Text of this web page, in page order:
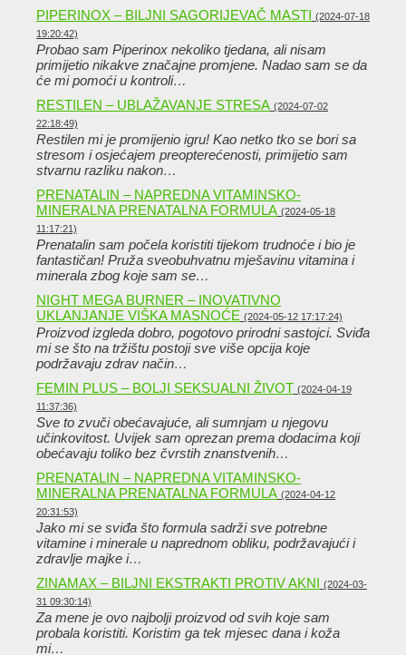
PIPERINOX – BILJNI SAGORIJEVAČ MASTI (2024-07-18
19:20:42)
Probao sam Piperinox nekoliko tjedana, ali nisam
primijetio nikakve značajne promjene. Nadao sam se da
će mi pomoći u kontroli…
RESTILEN – UBLAŽAVANJE STRESA (2024-07-02
22:18:49)
Restilen mi je promijenio igru! Kao netko tko se bori sa
stresom i osjećajem preopterećenosti, primijetio sam
stvarnu razliku nakon…
PRENATALIN – NAPREDNA VITAMINSKO-
MINERALNA PRENATALNA FORMULA (2024-05-18
11:17:21)
Prenatalin sam počela koristiti tijekom trudnoće i bio je
fantastičan! Pruža sveobuhvatnu mješavinu vitamina i
minerala zbog koje sam se…
NIGHT MEGA BURNER – INOVATIVNO
UKLANJANJE VIŠKA MASNOĆE (2024-05-12 17:17:24)
Proizvod izgleda dobro, pogotovo prirodni sastojci. Sviđa
mi se što na tržištu postoji sve više opcija koje
podržavaju zdrav način…
FEMIN PLUS – BOLJI SEKSUALNI ŽIVOT (2024-04-19
11:37:36)
Sve to zvuči obećavajuće, ali sumnjam u njegovu
učinkovitost. Uvijek sam oprezan prema dodacima koji
obećavaju toliko bez čvrstih znanstvenih…
PRENATALIN – NAPREDNA VITAMINSKO-
MINERALNA PRENATALNA FORMULA (2024-04-12
20:31:53)
Jako mi se sviđa što formula sadrži sve potrebne
vitamine i minerale u naprednom obliku, podržavajući i
zdravlje majke i…
ZINAMAX – BILJNI EKSTRAKTI PROTIV AKNI (2024-03-
31 09:30:14)
Za mene je ovo najbolji proizvod od svih koje sam
probala koristiti. Koristim ga tek mjesec dana i koža
mi…